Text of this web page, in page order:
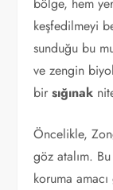
keşfedilmeyi
sunduğu bu
ve zengin
birsığınak
Öncelikle,
göz atalım.
koruma